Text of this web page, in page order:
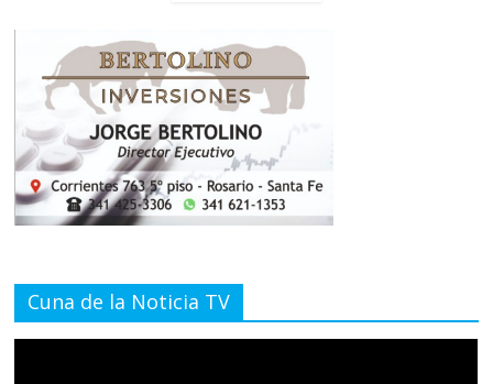
Cuna de la Noticia TV